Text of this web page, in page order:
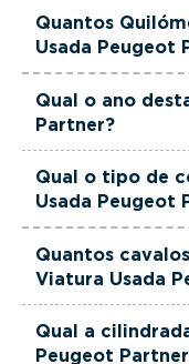
FILINTO MOTA
quilómetros reais
de uma equipa
pronta a ajudá-lo
melhor se
orçamento.
Quantos
Usada Peugeot
actualmente
Qual o ano
Partner?
Qual o tipo de
Usada Peugeot
equipada com
Quantos
Viatura Usada
cavalos de
Qual a
Peugeot